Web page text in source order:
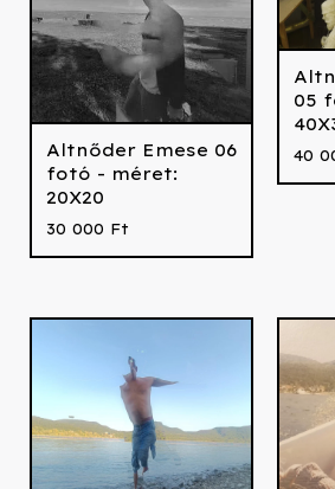
Altnőder Emese 06
fotó - méret:
20X20
30 000 Ft
05
40